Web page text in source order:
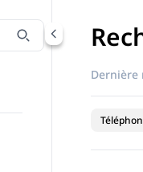
de navigation par
Dernière